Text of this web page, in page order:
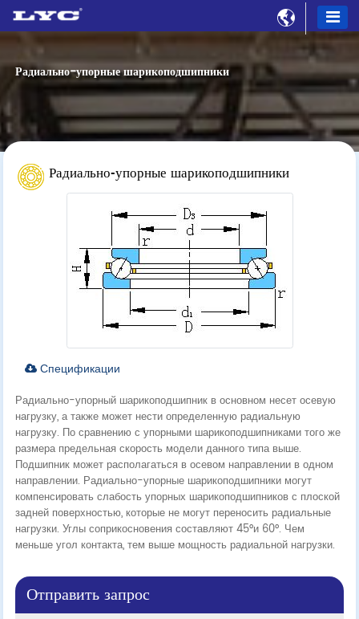

Радиально-упорные шарикоподшипники
Радиально-упорные шарикоподшипники
Спецификации
Радиально-упорный шарикоподшипник в основном несет осевую
нагрузку, а также может нести определенную радиальную
нагрузку. По сравнению с упорными шарикоподшипниками того же
размера предельная скорость модели данного типа выше.
Подшипник может располагаться в осевом направлении в одном
направлении. Радиально-упорные шарикоподшипники могут
компенсировать слабость упорных шарикоподшипников с плоской
задней поверхностью, которые не могут переносить радиальные
нагрузки. Углы соприкосновения составляют 45°и 60°. Чем
меньше угол контакта, тем выше мощность радиальной нагрузки.
Отправить запрос